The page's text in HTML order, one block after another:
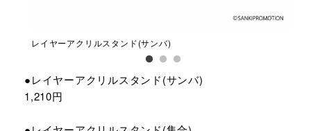
レイヤーアクリルスタンド(サンバ)
●レイヤーアクリルスタンド(サンバ)
1,210円